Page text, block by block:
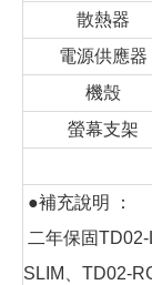
散熱器
電源供應器
機殼
螢幕支架
●補充說明 ：
二年保固
SLIM、TD02-